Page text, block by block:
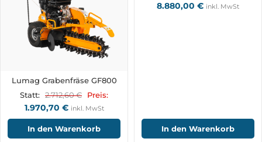
Lumag Grabenfräse GF800
Statt: 2.712,60€ Preis:
1.970,70 € inkl. MwSt
In den Warenkorb
8.880,00 € inkl. MwSt
In den Warenkorb